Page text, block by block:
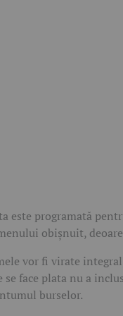
este programată
obișnuit,
vor fi virate
se face plata nu a
burselor.